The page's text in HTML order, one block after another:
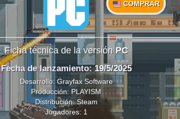
COMPRAR
Ficha técnica de la versión PC
Fecha de lanzamiento: 19/5/2025
Desarrollo: Grayfax Software
Producción: PLAYISM
Distribución: Steam
Jugadores: 1